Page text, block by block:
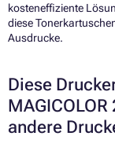
kosteneffiziente
diese
Ausdrucke.
Diese
MAGICOLOR
andere